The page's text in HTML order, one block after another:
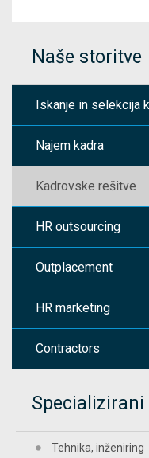
Naše storitve
Iskanje in selekcija
Najem kadra
Kadrovske rešitve
HR outsourcing
Outplacement
HR marketing
Contractors
Specializirani
Tehnika, inženiring